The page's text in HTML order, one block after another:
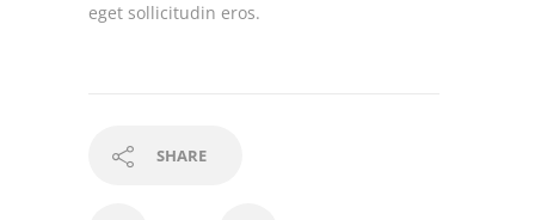
eget sollicitudin eros.
SHARE